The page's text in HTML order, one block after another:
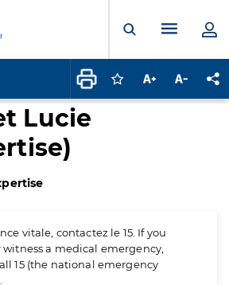
Ouvrir laMenu
Connectez-vous
Augmenter la
Lucie
vitale, contactez le 15. If you
a medical emergency,
15 (the national emergency